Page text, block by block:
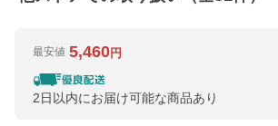
最安値 5,460円
2日以内にお届け可能な商品あり